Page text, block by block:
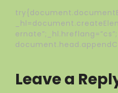
Leave a